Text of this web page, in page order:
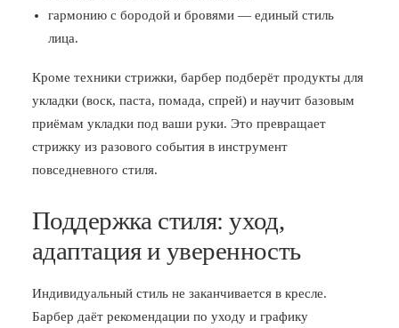
гармонию с бородой и бровями — единый стиль
лица.
Кроме техники стрижки, барбер подберёт продукты для
укладки (воск, паста, помада, спрей) и научит базовым
приёмам укладки под ваши руки. Это превращает
стрижку из разового события в инструмент
повседневного стиля.
Поддержка стиля: уход,
адаптация и уверенность
Индивидуальный стиль не заканчивается в кресле.
Барбер даёт рекомендации по уходу и графику